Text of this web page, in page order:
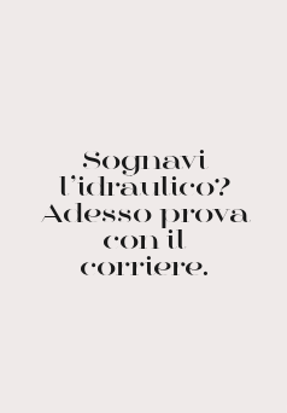
Sognavi
l’idraulico?
Adesso prova
con il
corriere.